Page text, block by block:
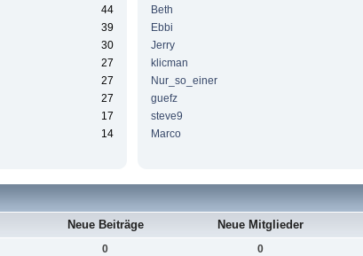
44
39
30
27
27
27
17
14
Beth
Ebbi
Jerry
klicman
Nur_so_einer
guefz
steve9
Marco
Neue Beiträge Neue Mitglieder
0 0